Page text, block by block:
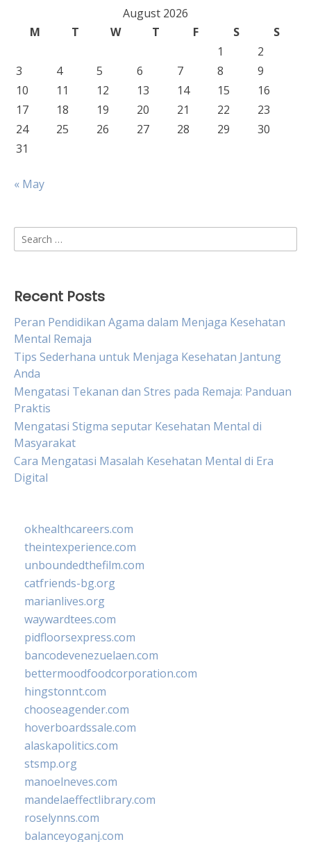
August 2026
M
T W T F S
S
1
2
3
4 5 6 7 8
9
10
11 12 13 14 15
16
17
18 19 20 21 22
23
24
25 26 27 28 29
30
31
« May
Search
for:
Recent Posts
Peran Pendidikan Agama dalam Menjaga Kesehatan
Mental Remaja
Tips Sederhana untuk Menjaga Kesehatan Jantung
Anda
Mengatasi Tekanan dan Stres pada Remaja: Panduan
Praktis
Mengatasi Stigma seputar Kesehatan Mental di
Masyarakat
Cara Mengatasi Masalah Kesehatan Mental di Era
Digital
okhealthcareers.com
theintexperience.com
unboundedthefilm.com
catfriends-bg.org
marianlives.org
waywardtees.com
pidfloorsexpress.com
bancodevenezuelaen.com
bettermoodfoodcorporation.com
hingstonnt.com
chooseagender.com
hoverboardssale.com
alaskapolitics.com
stsmp.org
manoelneves.com
mandelaeffectlibrary.com
roselynns.com
balanceyoganj.com